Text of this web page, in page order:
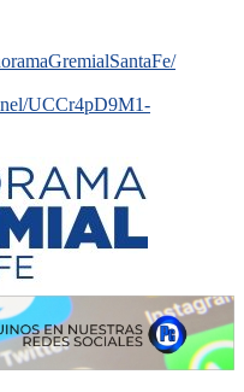
UCCr4pD9M1-